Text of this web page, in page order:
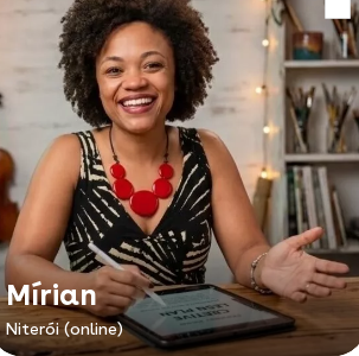
Mírian
Niterói (online)